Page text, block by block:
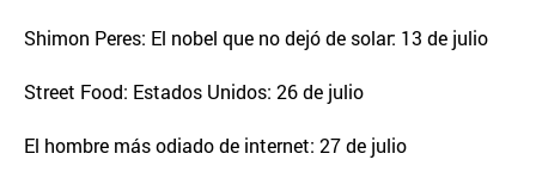
Shimon Peres: El nobel que no dejó de solar: 13 de julio
Street Food: Estados Unidos: 26 de julio
El hombre más odiado de internet: 27 de julio